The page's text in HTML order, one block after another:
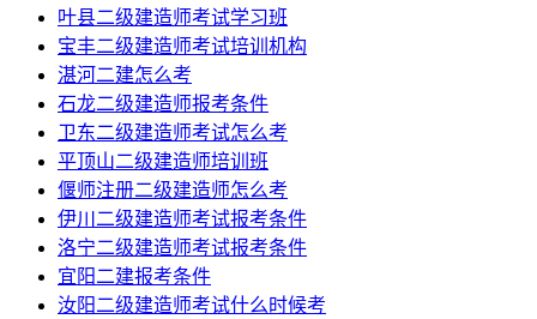
叶县二级建造师考试学习班
宝丰二级建造师考试培训机构
湛河二建怎么考
石龙二级建造师报考条件
卫东二级建造师考试怎么考
平顶山二级建造师培训班
偃师注册二级建造师怎么考
伊川二级建造师考试报考条件
洛宁二级建造师考试报考条件
宜阳二建报考条件
汝阳二级建造师考试什么时候考